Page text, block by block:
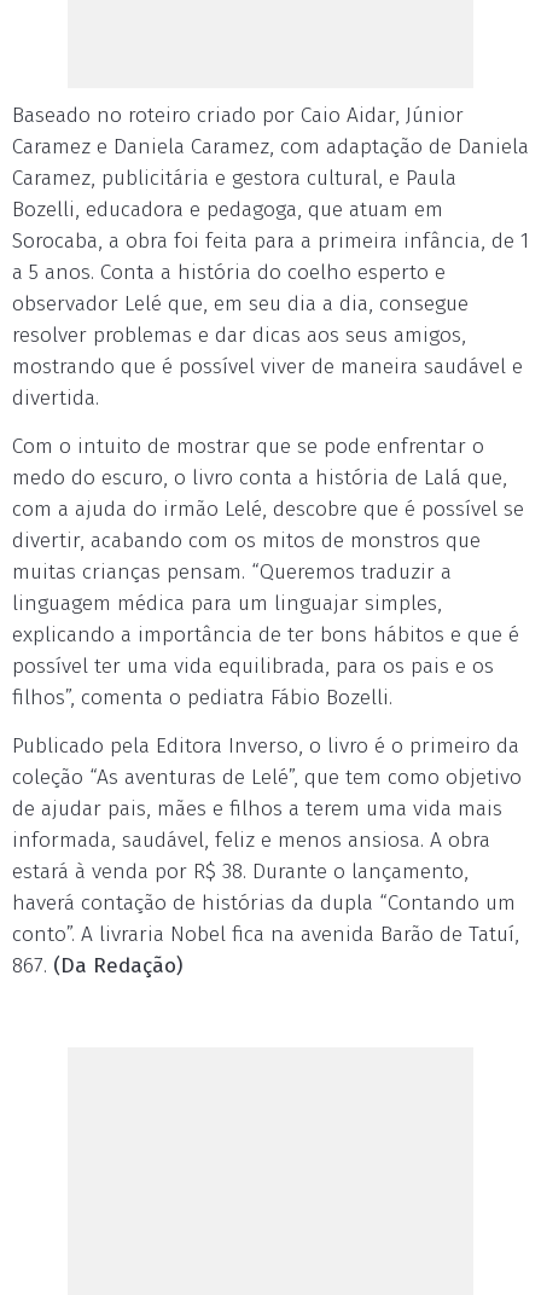
Baseado no roteiro criado por Caio Aidar, Júnior
Caramez e Daniela Caramez, com adaptação de Daniela
Caramez, publicitária e gestora cultural, e Paula
Bozelli, educadora e pedagoga, que atuam em
Sorocaba, a obra foi feita para a primeira infância, de 1
a 5 anos. Conta a história do coelho esperto e
observador Lelé que, em seu dia a dia, consegue
resolver problemas e dar dicas aos seus amigos,
mostrando que é possível viver de maneira saudável e
divertida.
Com o intuito de mostrar que se pode enfrentar o
medo do escuro, o livro conta a história de Lalá que,
com a ajuda do irmão Lelé, descobre que é possível se
divertir, acabando com os mitos de monstros que
muitas crianças pensam. “Queremos traduzir a
linguagem médica para um linguajar simples,
explicando a importância de ter bons hábitos e que é
possível ter uma vida equilibrada, para os pais e os
filhos”, comenta o pediatra Fábio Bozelli.
Publicado pela Editora Inverso, o livro é o primeiro da
coleção “As aventuras de Lelé”, que tem como objetivo
de ajudar pais, mães e filhos a terem uma vida mais
informada, saudável, feliz e menos ansiosa. A obra
estará à venda por R$ 38. Durante o lançamento,
haverá contação de histórias da dupla “Contando um
conto”. A livraria Nobel fica na avenida Barão de Tatuí,
867. (Da Redação)